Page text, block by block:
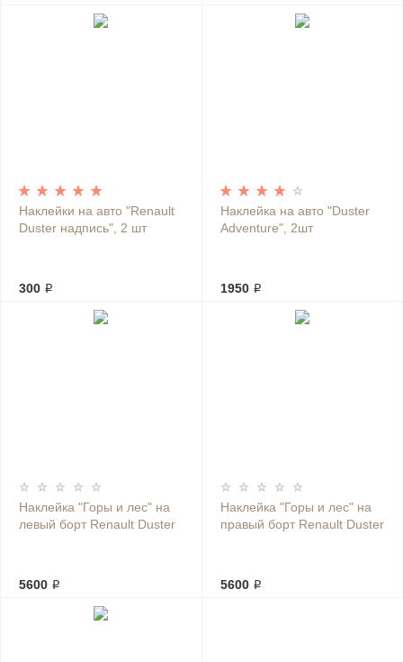
Наклейки на авто "Renault
Duster надпись", 2 шт
300 ₽
Наклейка на авто "Duster
Adventure", 2шт
1950 ₽
Наклейка "Горы и лес" на
левый борт Renault Duster
5600 ₽
Наклейка "Горы и лес" на
правый борт Renault Duster
5600 ₽